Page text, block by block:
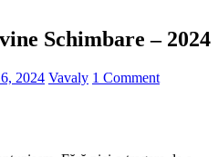
Schimbare – 2024
2024 Vavaly 1 Comment